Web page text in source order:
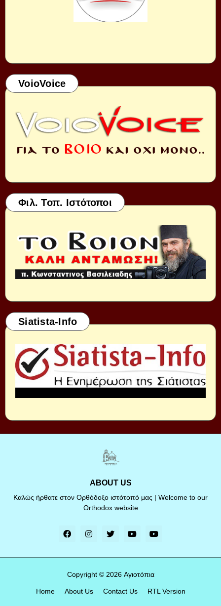
VoioVoice
Φιλ. Τοπ. Ιστότοποι
Siatista-Info
ABOUT US
Καλώς ήρθατε στον Ορθόδοξο ιστότοπό μας | Welcome to our
Orthodox website
Copyright © 2026 Αγιοτόπια
Home About Us Contact Us RTL Version